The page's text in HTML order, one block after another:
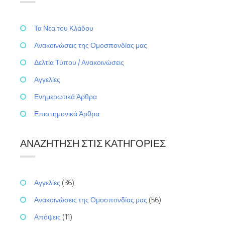
Τα Νέα του Κλάδου
Ανακοινώσεις της Ομοσπονδίας μας
Δελτία Τύπου / Ανακοινώσεις
Αγγελίες
Ενημερωτικά Άρθρα
Επιστημονικά Άρθρα
ΑΝΑΖΉΤΗΣΗ ΣΤΙΣ ΚΑΤΗΓΟΡΊΕΣ
Αγγελίες (36)
Ανακοινώσεις της Ομοσπονδίας μας (56)
Απόψεις (11)